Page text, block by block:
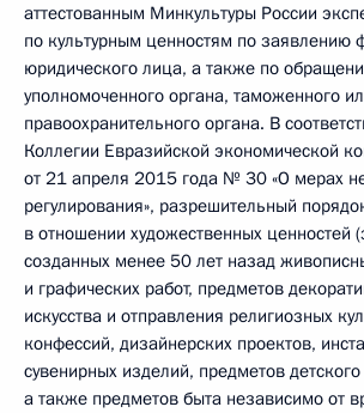
аттестованным Минкультуры России
по культурным ценностям по заявлению
юридического лица, а также по
уполномоченного органа, таможенного
правоохранительного органа. В
Коллегии Евразийской экономической
от 21 апреля 2015 года № 30 «О мерах
регулирования», разрешительный
в отношении художественных ценностей
созданных менее 50 лет назад
и графических работ, предметов
искусства и отправления религиозных
конфессий, дизайнерских проектов,
сувенирных изделий, предметов детского
а также предметов быта независимо от